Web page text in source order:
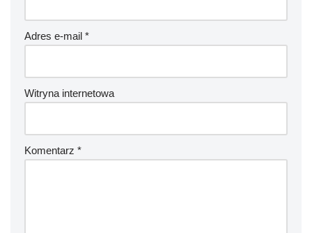
Adres e-mail *
Witryna internetowa
Komentarz *